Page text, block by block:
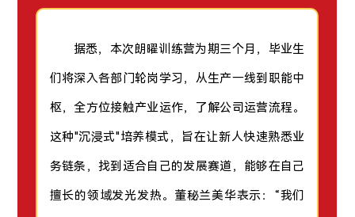
据悉，本次朗曜训练营为期三个月，毕业生
们将深入各部门轮岗学习，从生产一线到职能中
枢，全方位接触产业运作，了解公司运营流程。
这种"沉浸式"培养模式，旨在让新人快速熟悉业
务链条，找到适合自己的发展赛道，能够在自己
擅长的领域发光发热。董秘兰美华表示：“我们